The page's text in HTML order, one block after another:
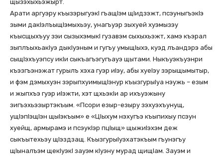
щызэхыхьэжырт.
Арати аргуэру къызэрыгуэкI гъащIэм щIидзэжт, псэуныгъэкIэ
зыми дакIэлъыщIэмыхьэу, унагъуэр зыхуей хуэмызэу
къысщыхъуу зэи сызыхэмыкI гузавэм сыхыхьэжт, хамэ къэрал
зыплъыхьакIуэ дыкIуэным и гугъу умыщIыхэ, куэд лъандэрэ абы
сыщIэхъуэпсу икIи сыкъагъэгугъауэ щытами. Ныкъуэкъуэнри
къэзгъэнэжат гурылъ хэха гуэр иIэу, абы хуеIэу зэрыщымытыр,
и фэм дэмыхуэн зэрыпхуимыщIэнур къызгурыIуа нэужь – езым
и жыпхъэ гуэр иIэжти, хэт щхьэкIи ар ихъуэжыну
зигъэхьэзыртэкъым. «Псори езыр-езыру зэхуэхъунущ,
ущIэпIэщIэн щыIэкъым» е «ЦIыхум нэхугъэ къыпихыу псэун
хуейщ, армырамэ и псэукIэр пцIыщ» щыжиIэхэм деж
сыкъытехьэу щIэздзащ. КъызгурыIуэхатэкъым гъунэгъу
щIыналъэм щекIуэкI зауэм кIуэну мурад щищIам. Зауэм и